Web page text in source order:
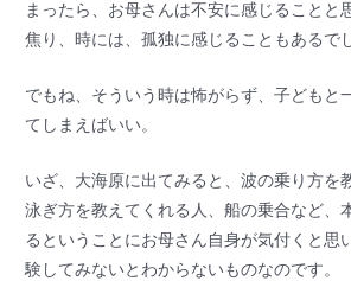
まったら、お母さんは不安に感じることと
焦り、時には、孤独に感じることもあるで
でもね、そういう時は怖がらず、子どもと
てしまえばいい。
いざ、大海原に出てみると、波の乗り方を
泳ぎ方を教えてくれる人、船の乗合など、
るということにお母さん自身が気付くと思
験してみないとわからないものなのです。